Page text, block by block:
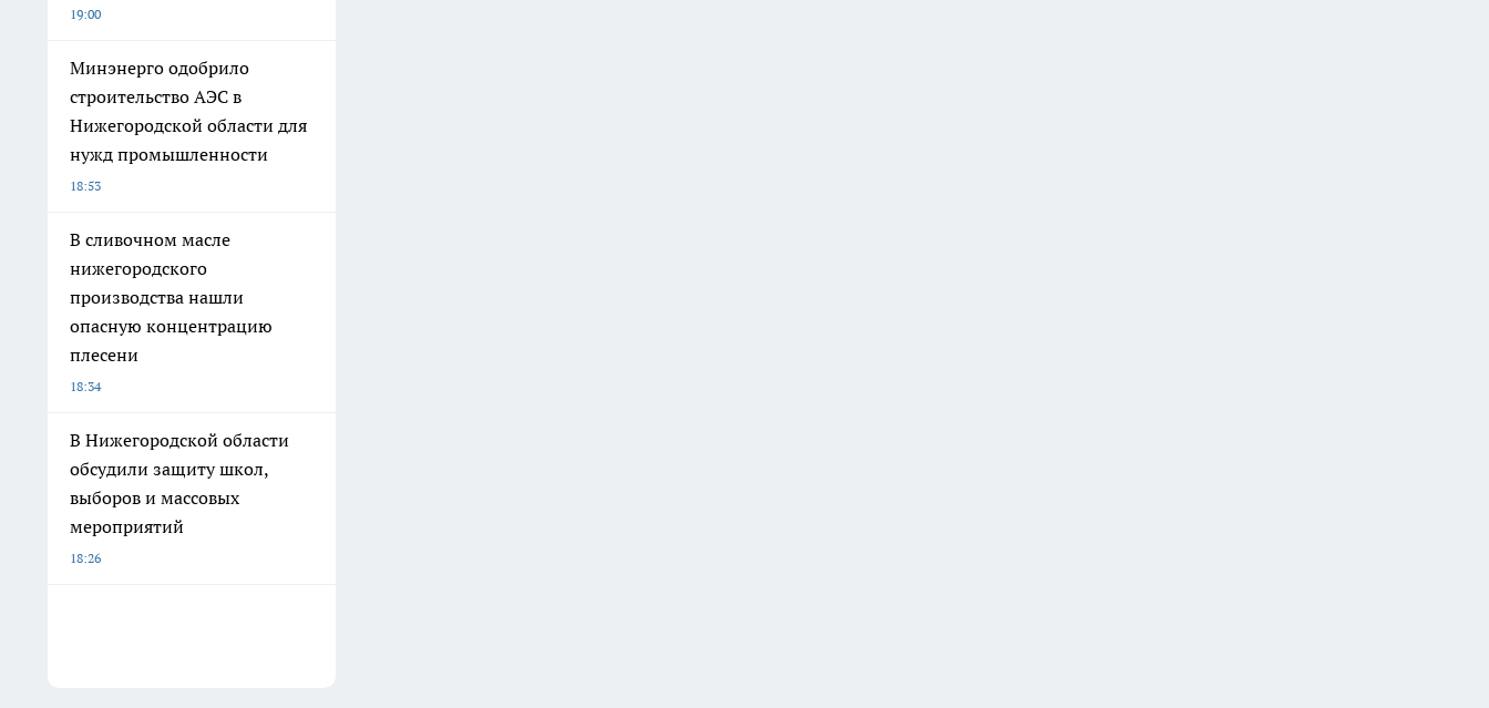
19:00
Минэнерго одобрило
строительство АЭС в
Нижегородской области для
нужд промышленности
18:53
В сливочном масле
нижегородского
производства нашли
опасную концентрацию
плесени
18:34
В Нижегородской области
обсудили защиту школ,
выборов и массовых
мероприятий
18:26